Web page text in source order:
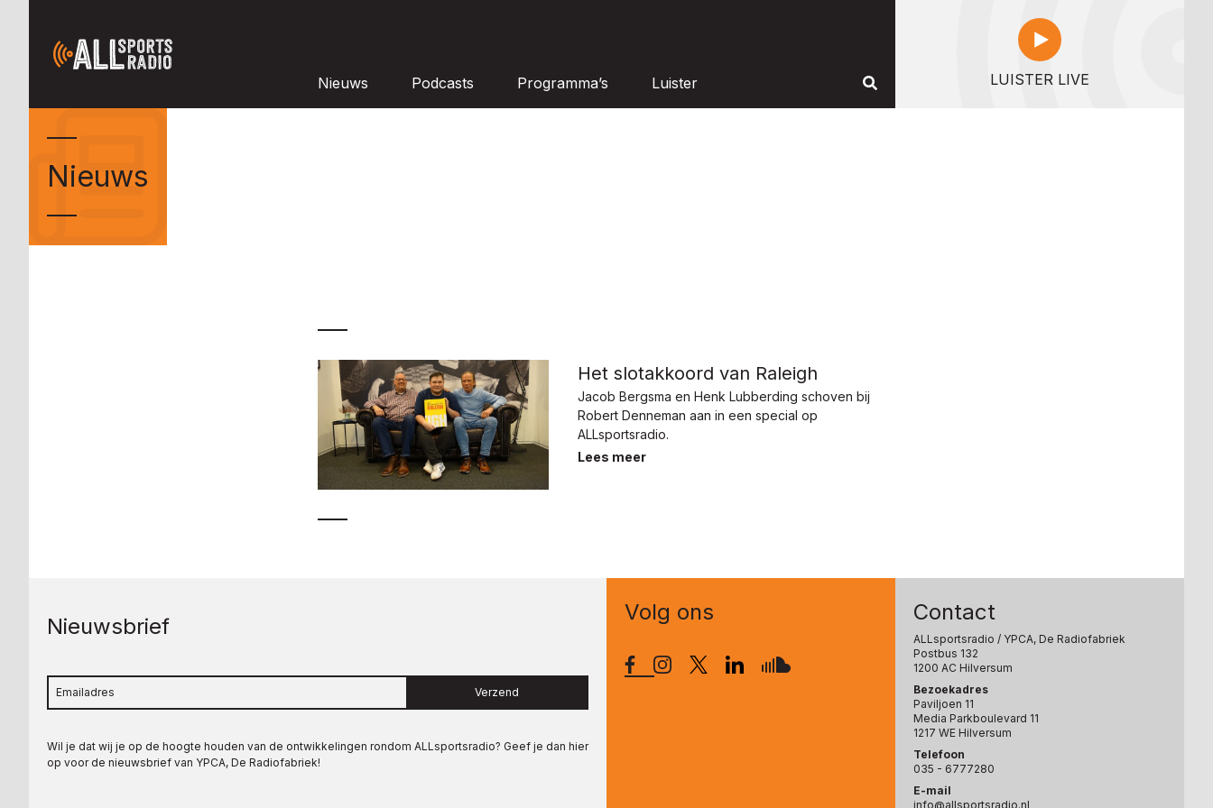
Nieuws Podcasts Programma’s Luister LUISTER LIVE
Nieuws
Het slotakkoord van Raleigh
Jacob Bergsma en Henk Lubberding schoven bij
Robert Denneman aan in een special op
ALLsportsradio.
Lees meer
Nieuwsbrief
Verzend
Wil je dat wij je op de hoogte houden van de ontwikkelingen rondom ALLsportsradio? Geef je dan hier
op voor de nieuwsbrief van YPCA, De Radiofabriek!
Volg ons Contact
ALLsportsradio / YPCA, De Radiofabriek
Postbus 132
1200 AC Hilversum
Bezoekadres
Paviljoen 11
Media Parkboulevard 11
1217 WE Hilversum
Telefoon
035 - 6777280
E-mail
info@allsportsradio.nl